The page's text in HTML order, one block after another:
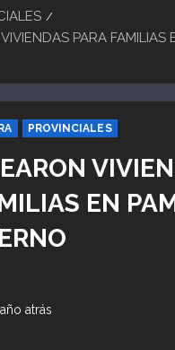
PARA FAMILIAS
PROVINCIALES
EN
atrás